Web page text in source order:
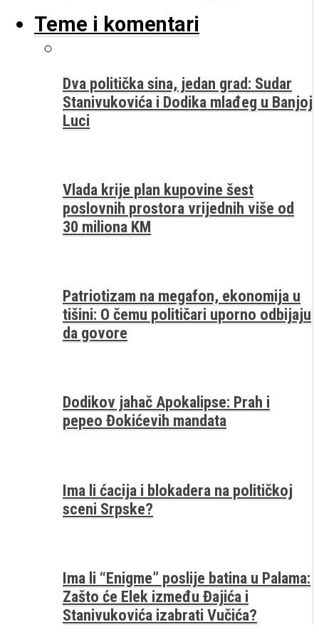
Teme i komentari
Dva politička sina, jedan grad: Sudar
Stanivukovića i Dodika mlađeg u Banjoj
Luci
Vlada krije plan kupovine šest
poslovnih prostora vrijednih više od
30 miliona KM
Patriotizam na megafon, ekonomija u
tišini: O čemu političari uporno odbijaju
da govore
Dodikov jahač Apokalipse: Prah i
pepeo Đokićevih mandata
Ima li ćacija i blokadera na političkoj
sceni Srpske?
Ima li “Enigme” poslije batina u Palama:
Zašto će Elek između Đajića i
Stanivukovića izabrati Vučića?